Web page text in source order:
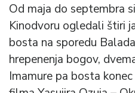
Od maja do septembra
Kinodvoru ogledali štiri
bosta na sporedu
hrepenenja bogov,
Imamure pa bosta